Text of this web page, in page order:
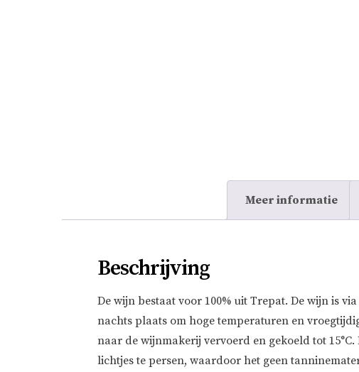
Meer informatie
Beschrijving
De wijn bestaat voor 100% uit Trepat. De wijn is
nachts plaats om hoge temperaturen en
naar de wijnmakerij vervoerd en gekoeld tot
lichtjes te persen, waardoor het geen